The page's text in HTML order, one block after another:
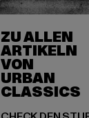
ZU ALLEN
ARTIKELN
VON
URBAN